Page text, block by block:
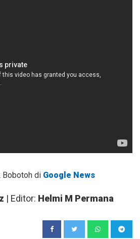
Bobotoh di Google News
| Editor: Helmi M Permana